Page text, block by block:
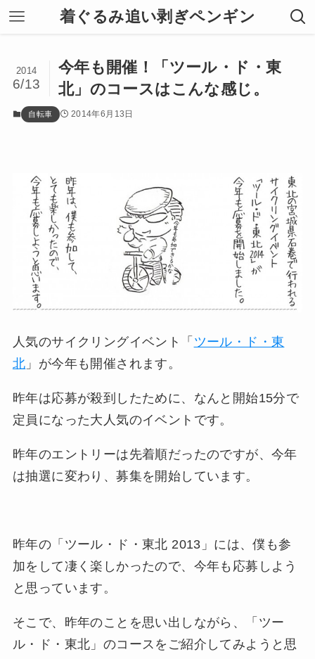
着ぐるみ追い剥ぎペンギン
今年も開催！「ツール・ド・東
北」のコースはこんな感じ。
2014
6/13
自転車 2014年6月13日
人気のサイクリングイベント「 ツール・ド・東
北 」が今年も開催されます。
昨年は応募が殺到したために、なんと開始15分で
定員になった大人気のイベントです。
昨年のエントリーは先着順だったのですが、今年
は抽選に変わり、募集を開始しています。
昨年の「ツール・ド・東北 2013」には、僕も参
加をして凄く楽しかったので、今年も応募しよう
と思っています。
そこで、昨年のことを思い出しながら、「ツー
ル・ド・東北」のコースをご紹介してみようと思